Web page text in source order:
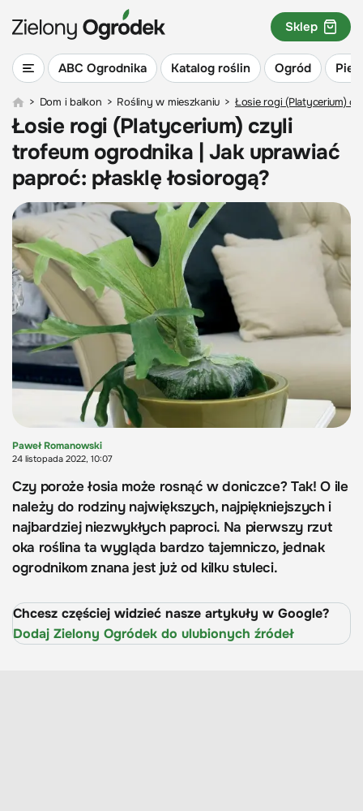
ABC Ogrodnika Katalog roślin Ogród
Sklep
> Dom i balkon > Rośliny w mieszkaniu > Łosie rogi (Platycerium)
Łosie rogi (Platycerium) czyli
trofeum ogrodnika | Jak uprawiać
paproć: płasklę łosiorogą?
Paweł Romanowski
24 listopada 2022, 10:07
Czy poroże łosia może rosnąć w doniczce? Tak! O ile
należy do rodziny największych, najpiękniejszych i
najbardziej niezwykłych paproci. Na pierwszy rzut
oka roślina ta wygląda bardzo tajemniczo, jednak
ogrodnikom znana jest już od kilku stuleci.
Chcesz częściej widzieć nasze artykuły w Google?
Dodaj Zielony Ogródek do ulubionych źródeł